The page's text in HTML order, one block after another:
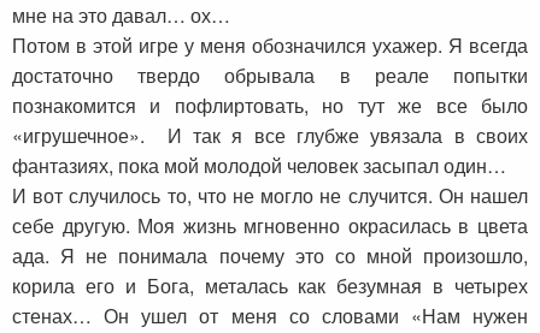
мне на это давал… ох…
Потом в этой игре у меня обозначился ухажер. Я всегда
достаточно твердо обрывала в реале попытки
познакомится и пофлиртовать, но тут же все было
«игрушечное». И так я все глубже увязала в своих
фантазиях, пока мой молодой человек засыпал один…
И вот случилось то, что не могло не случится. Он нашел
себе другую. Моя жизнь мгновенно окрасилась в цвета
ада. Я не понимала почему это со мной произошло,
корила его и Бога, металась как безумная в четырех
стенах… Он ушел от меня со словами «Нам нужен